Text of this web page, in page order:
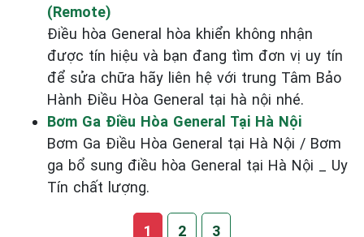
(Remote)
Điều hòa General hòa khiển không nhận
được tín hiệu và bạn đang tìm đơn vị uy tín
để sửa chữa hãy liên hệ với trung Tâm Bảo
Hành Điều Hòa General tại hà nội nhé.
Bơm Ga Điều Hòa General Tại Hà Nội
Bơm Ga Điều Hòa General tại Hà Nội / Bơm
ga bổ sung điều hòa General tại Hà Nội _ Uy
Tín chất lượng.
1 2 3